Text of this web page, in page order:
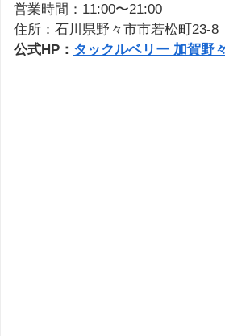
営業時間：11:00〜21:00
住所：石川県野々市市若松町23-8
公式HP： タックルベリー 加賀野